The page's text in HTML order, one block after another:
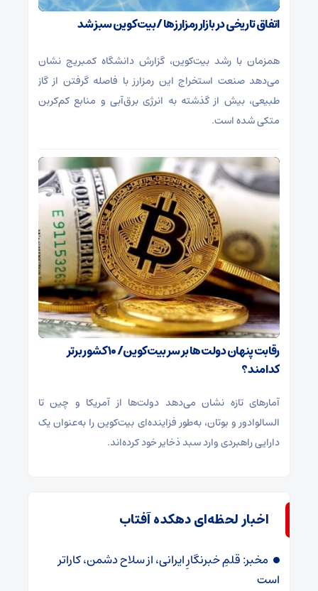
اتفاق تاریخی در بازار رمزارزها / بیت‌کوین سبز شد
همزمان با رشد بیت‌کوین، گزارش دانشگاه کمبریج نشان
می‌دهد صنعت استخراج این رمزارز با فاصله گرفتن از گاز
طبیعی، بیش از گذشته به انرژی برق‌آبی و منابع کم‌کربن
متکی شده است.
رقابت پنهان دولت‌ها بر سر بیت‌کوین/ ۱۰ کشور برتر
کدامند؟
آمارهای تازه نشان می‌دهد دولت‌ها از آمریکا و چین تا
السالوادور و بوتان، به‌طور فزاینده‌ای بیت‌کوین را به‌عنوان یک
دارایی راهبردی وارد سبد ذخایر خود کرده‌اند.
اخبار لحظه‌ای دهکده آفتاب
مخبر: قلمِ خبرنگارِ ایرانی، از سلاح دشمن، کاراتر
است